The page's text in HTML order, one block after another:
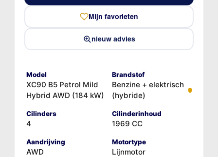
Mijn favorieten
nieuw advies
Model
XC90 B5 Petrol Mild
Hybrid AWD (184 kW)
Brandstof
Benzine + elektrisch
(hybride)
Cilinders
4
Cilinderinhoud
1969 CC
Aandrijving
AWD
Motortype
Lijnmotor